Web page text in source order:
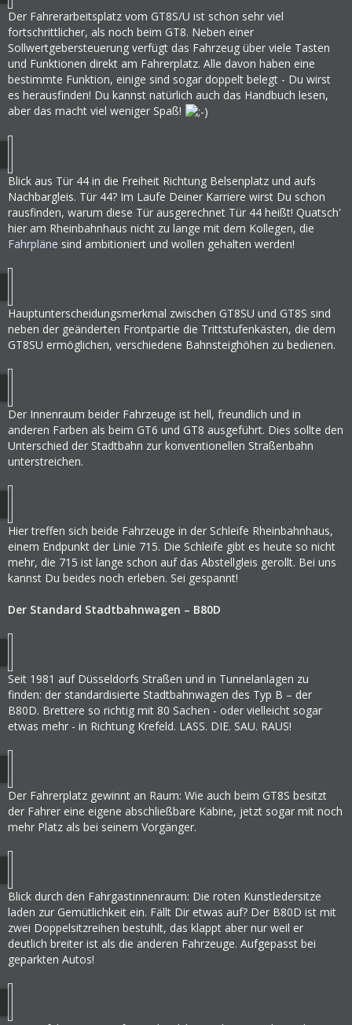
Der Fahrerarbeitsplatz vom GT8S/U ist schon sehr viel
fortschrittlicher, als noch beim GT8. Neben einer
Sollwertgebersteuerung verfügt das Fahrzeug über viele Tasten
und Funktionen direkt am Fahrerplatz. Alle davon haben eine
bestimmte Funktion, einige sind sogar doppelt belegt - Du wirst
es herausfinden! Du kannst natürlich auch das Handbuch lesen,
aber das macht viel weniger Spaß!
Blick aus Tür 44 in die Freiheit Richtung Belsenplatz und aufs
Nachbargleis. Tür 44? Im Laufe Deiner Karriere wirst Du schon
rausfinden, warum diese Tür ausgerechnet Tür 44 heißt! Quatsch'
hier am Rheinbahnhaus nicht zu lange mit dem Kollegen, die
Fahrpläne sind ambitioniert und wollen gehalten werden!
Hauptunterscheidungsmerkmal zwischen GT8SU und GT8S sind
neben der geänderten Frontpartie die Trittstufenkästen, die dem
GT8SU ermöglichen, verschiedene Bahnsteighöhen zu bedienen.
Der Innenraum beider Fahrzeuge ist hell, freundlich und in
anderen Farben als beim GT6 und GT8 ausgeführt. Dies sollte den
Unterschied der Stadtbahn zur konventionellen Straßenbahn
unterstreichen.
Hier treffen sich beide Fahrzeuge in der Schleife Rheinbahnhaus,
einem Endpunkt der Linie 715. Die Schleife gibt es heute so nicht
mehr, die 715 ist lange schon auf das Abstellgleis gerollt. Bei uns
kannst Du beides noch erleben. Sei gespannt!
Der Standard Stadtbahnwagen – B80D
Seit 1981 auf Düsseldorfs Straßen und in Tunnelanlagen zu
finden: der standardisierte Stadtbahnwagen des Typ B – der
B80D. Brettere so richtig mit 80 Sachen - oder vielleicht sogar
etwas mehr - in Richtung Krefeld. LASS. DIE. SAU. RAUS!
Der Fahrerplatz gewinnt an Raum: Wie auch beim GT8S besitzt
der Fahrer eine eigene abschließbare Kabine, jetzt sogar mit noch
mehr Platz als bei seinem Vorgänger.
Blick durch den Fahrgastinnenraum: Die roten Kunstledersitze
laden zur Gemütlichkeit ein. Fällt Dir etwas auf? Der B80D ist mit
zwei Doppelsitzreihen bestuhlt, das klappt aber nur weil er
deutlich breiter ist als die anderen Fahrzeuge. Aufgepasst bei
geparkten Autos!